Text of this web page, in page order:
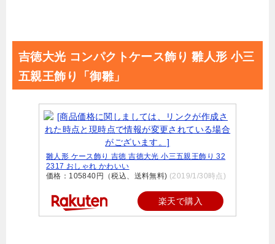
吉徳大光 コンパクトケース飾り 雛人形 小三
五親王飾り「御雛」
雛人形 ケース飾り 吉徳 吉徳大光 小三五親王飾り 32
2317 おしゃれ かわいい
価格：105840円（税込、送料無料) (2019/1/30時点)
楽天で購入